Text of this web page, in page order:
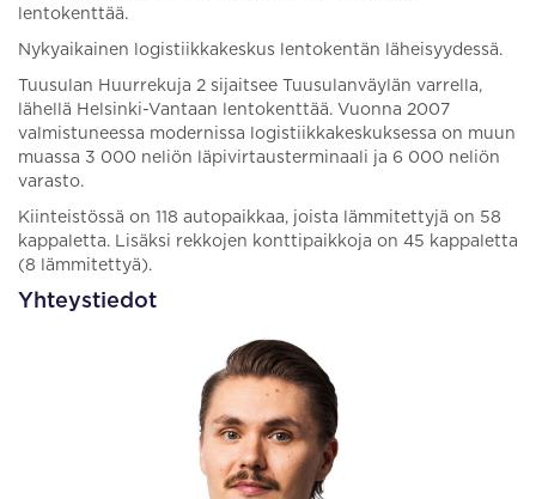
lentokenttää.
Nykyaikainen logistiikkakeskus lentokentän läheisyydessä.
Tuusulan Huurrekuja 2 sijaitsee Tuusulanväylän varrella,
lähellä Helsinki-Vantaan lentokenttää. Vuonna 2007
valmistuneessa modernissa logistiikkakeskuksessa on muun
muassa 3 000 neliön läpivirtausterminaali ja 6 000 neliön
varasto.
Kiinteistössä on 118 autopaikkaa, joista lämmitettyjä on 58
kappaletta. Lisäksi rekkojen konttipaikkoja on 45 kappaletta
(8 lämmitettyä).
Yhteystiedot